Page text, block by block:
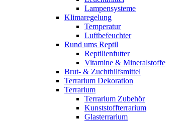
Lampensysteme
Klimaregelung
Temperatur
Luftbefeuchter
Rund ums Reptil
Reptilienfutter
Vitamine & Mineralstoffe
Brut- & Zuchthilfsmittel
Terrarium Dekoration
Terrarium
Terrarium Zubehör
Kunststoffterrarium
Glasterrarium